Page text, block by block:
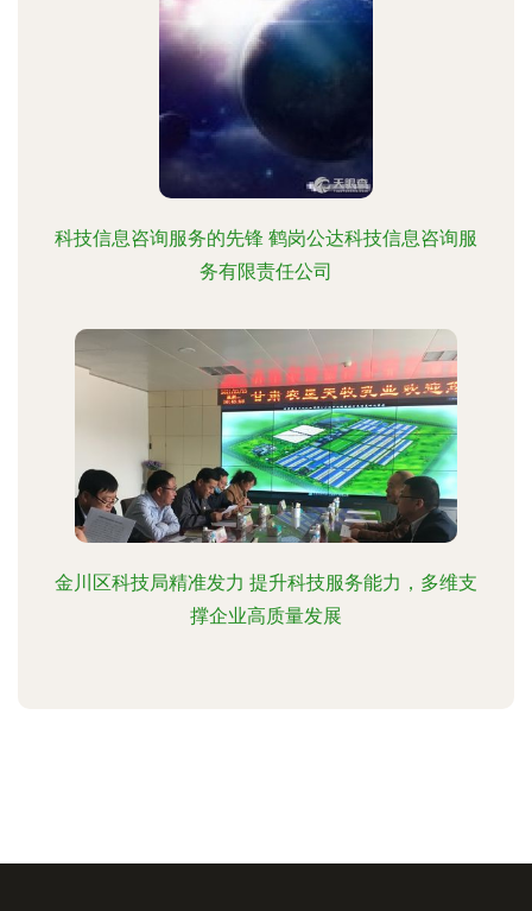
科技信息咨询服务的先锋 鹤岗公达科技信息咨询服
务有限责任公司
金川区科技局精准发力 提升科技服务能力，多维支
撑企业高质量发展